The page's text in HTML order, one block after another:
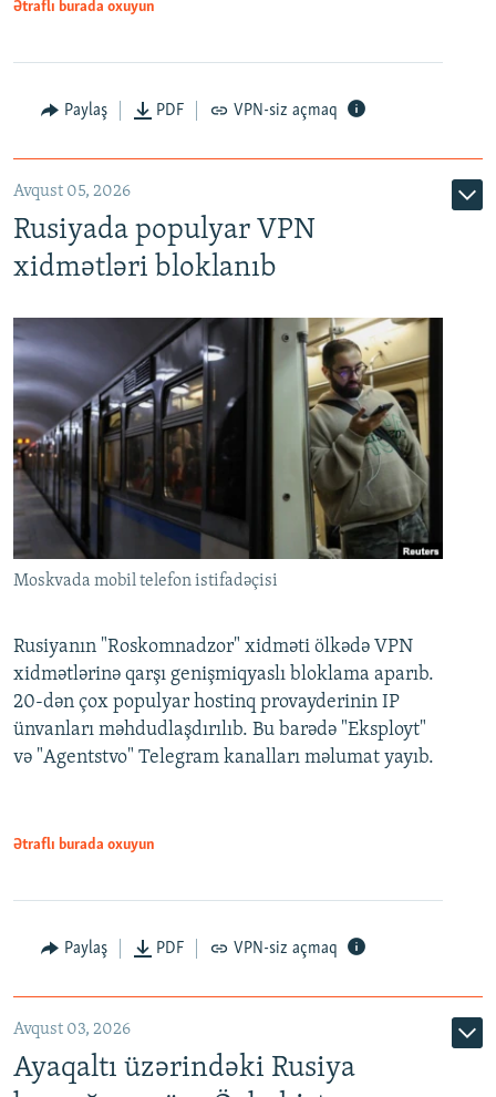
Ətraflı burada oxuyun
Paylaş PDF VPN-siz açmaq
Avqust 05, 2026
Rusiyada populyar VPN
xidmətləri bloklanıb
Moskvada mobil telefon istifadəçisi
Rusiyanın "Roskomnadzor" xidməti ölkədə VPN
xidmətlərinə qarşı genişmiqyaslı bloklama aparıb.
20-dən çox populyar hostinq provayderinin IP
ünvanları məhdudlaşdırılıb. Bu barədə "Eksployt"
və "Agentstvo" Telegram kanalları məlumat yayıb.
Ətraflı burada oxuyun
Paylaş PDF VPN-siz açmaq
Avqust 03, 2026
Ayaqaltı üzərindəki Rusiya